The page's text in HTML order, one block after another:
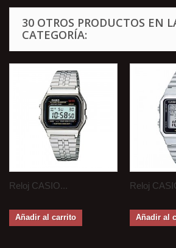
30 OTROS PRODUCTOS EN
CATEGORÍA:
Reloj CASIO...
Añadir al carrito
Reloj
Añadir al